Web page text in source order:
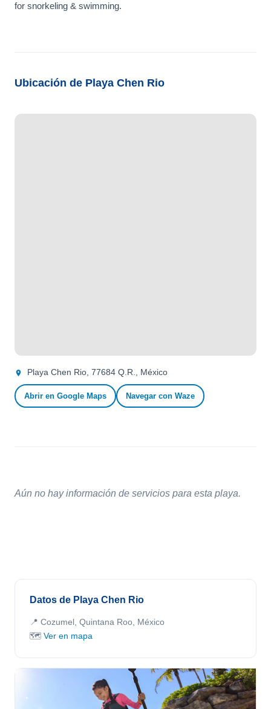
for snorkeling & swimming.
Ubicación de Playa Chen Rio
Playa Chen Rio, 77684 Q.R., México
Abrir en Google Maps Navegar con Waze
Aún no hay información de servicios para esta playa.
Datos de Playa Chen Rio
📍 Cozumel, Quintana Roo, México
🗺️ Ver en mapa